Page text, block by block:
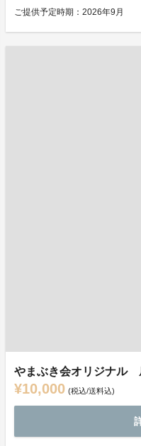
ご提供予定時期：2026年9月
やまぶき会オリジナル
¥10,000 (税込/送料込)